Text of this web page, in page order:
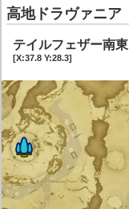
高地ドラヴァニア
テイルフェザー南東
[X:37.8 Y:28.3]